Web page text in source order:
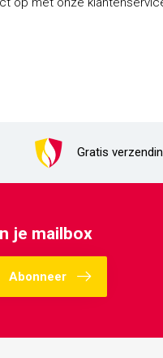
Gratis
je mailbox
Abonneer